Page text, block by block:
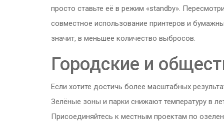
просто ставьте её в режим «standby».
совместное использование принтеров и
значит, в меньшее количество выбросов.
Городские и
Если хотите достичь более масштабных
Зелёные зоны и парки снижают температуру в
Присоединяйтесь к местным проектам по